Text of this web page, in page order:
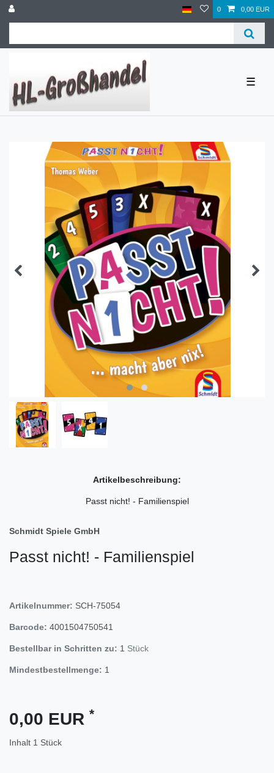
0 0,00 EUR
☰
Artikelbeschreibung:
Passt nicht! - Familienspiel
Schmidt Spiele GmbH
Passt nicht! - Familienspiel
Artikelnummer: SCH-75054
Barcode: 4001504750541
Bestellbar in Schritten zu: 1 Stück
Mindestbestellmenge: 1
0,00 EUR *
Inhalt 1 Stück